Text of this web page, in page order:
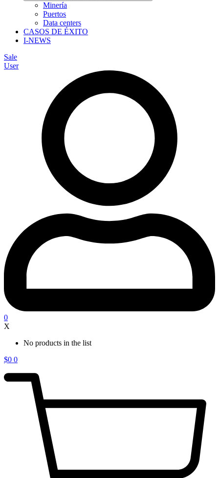
Minería
Puertos
Data centers
CASOS DE ÉXITO
I-NEWS
Sale
User
0
X
No products in the list
$0 0